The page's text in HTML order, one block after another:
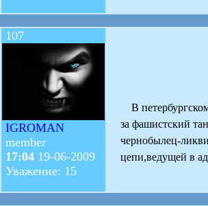
107
IGROMAN
member
17:04 19-06-2009
Уважение: 15
В
за фашистский
чернобылец-
цепи,ведущей в